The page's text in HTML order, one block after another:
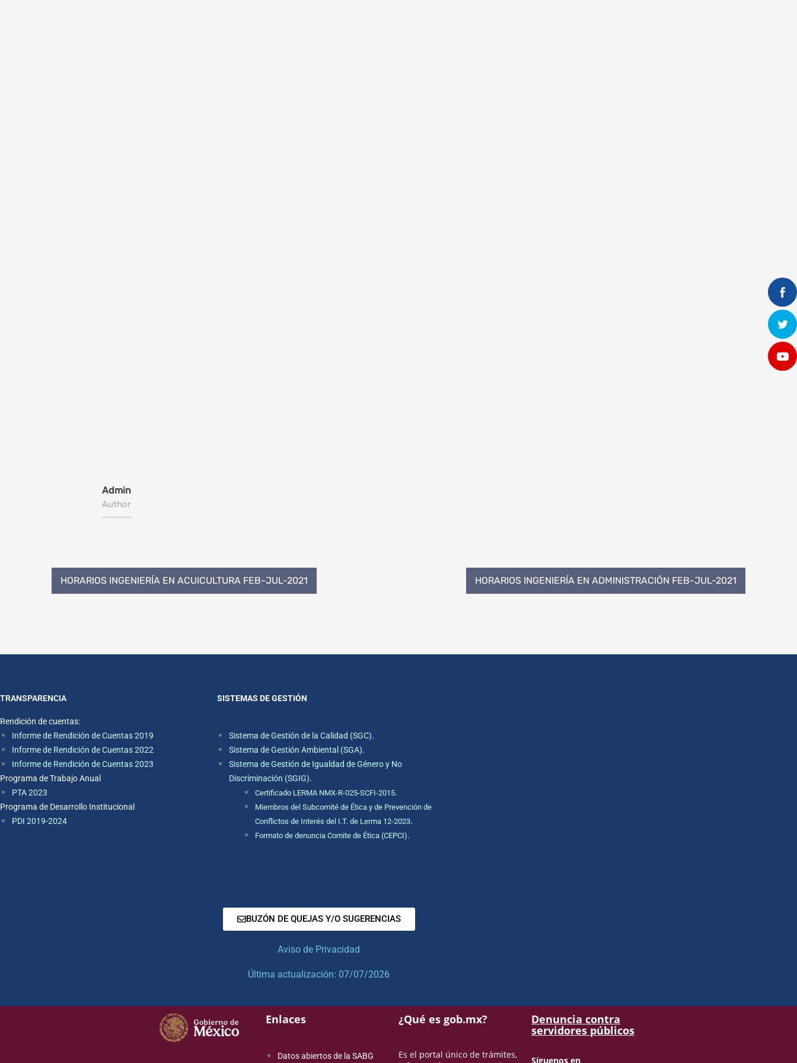
Admin
Author
HORARIOS INGENIERÍA EN ACUICULTURA FEB-JUL-2021 HORARIOS INGENIERÍA EN ADMINISTRACIÓN FEB-JUL-2021
TRANSPARENCIA
Rendición de cuentas:
Informe de Rendición de Cuentas 2019
Informe de Rendición de Cuentas 2022
Informe de Rendición de Cuentas 2023
Programa de Trabajo Anual
PTA 2023
Programa de Desarrollo Institucional
PDI 2019-2024
SISTEMAS DE GESTIÓN
Sistema de Gestión de la Calidad (SGC).
Sistema de Gestión Ambiental (SGA).
Sistema de Gestión de Igualdad de Género y No
Discriminación (SGIG).
Certificado LERMA NMX-R-025-SCFI-2015.
Miembros del Subcomité de Ética y de Prevención de
Conflictos de Interés del I.T. de Lerma 12-2023.
Formato de denuncia Comite de Ética (CEPCI).
BUZÓN DE QUEJAS Y/O SUGERENCIAS
Aviso de Privacidad
Última actualización: 07/07/2026
Enlaces
Datos abiertos de la SABG
¿Qué es gob.mx?
Es el portal único de trámites,
Denuncia contra
servidores públicos
Síguenos en